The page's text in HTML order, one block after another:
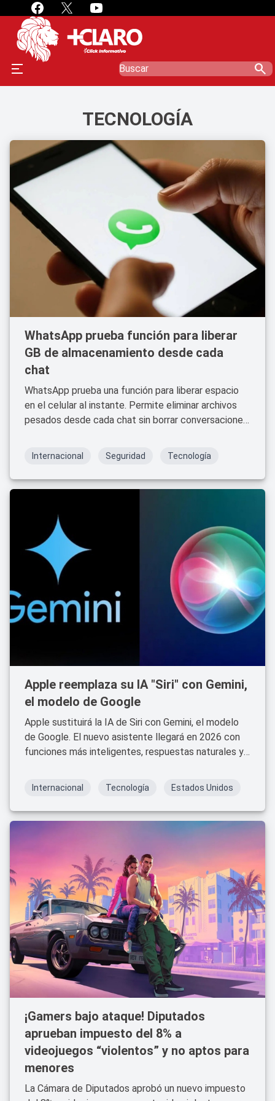
search
TECNOLOGÍA
WhatsApp prueba función para liberar
GB de almacenamiento desde cada
chat
WhatsApp prueba una función para liberar espacio
en el celular al instante. Permite eliminar archivos
pesados desde cada chat sin borrar conversaciones
y iOS.
Internacional Seguridad Tecnología
Apple reemplaza su IA "Siri" con Gemini,
el modelo de Google
Apple sustituirá la IA de Siri con Gemini, el modelo
de Google. El nuevo asistente llegará en 2026 con
funciones más inteligentes, respuestas naturales y
Internacional Tecnología Estados Unidos
¡Gamers bajo ataque! Diputados
aprueban impuesto del 8% a
videojuegos “violentos” y no aptos para
menores
La Cámara de Diputados aprobó un nuevo impuesto